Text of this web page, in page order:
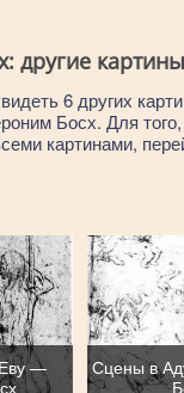
другие
6 других
Босх. Для
картинами,
—
Сцены в